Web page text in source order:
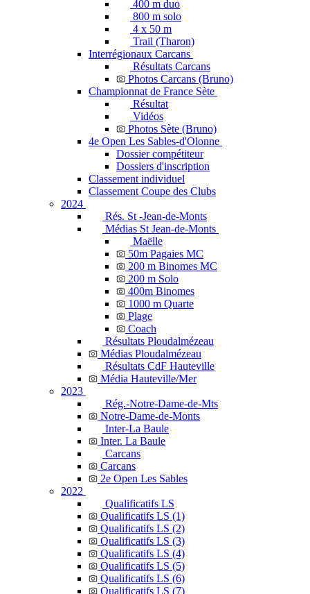
400 m duo
800 m solo
4 x 50 m
Trail (Tharon)
Interrégionaux Carcans
Résultats Carcans
Photos Carcans (Bruno)
Championnat de France Sète
Résultat
Vidéos
Photos Sète (Bruno)
4e Open Les Sables-d'Olonne
Dossier compétiteur
Dossiers d'inscription
Classement individuel
Classement Coupe des Clubs
2024
Rés. St -Jean-de-Monts
Médias St Jean-de-Monts
Maëlle
50m Pagaies MC
200 m Binomes MC
200 m Solo
400m Binomes
1000 m Quarte
Plage
Coach
Résultats Ploudalmézeau
Médias Ploudalmézeau
Résultats CdF Hauteville
Média Hauteville/Mer
2023
Rég.-Notre-Dame-de-Mts
Notre-Dame-de-Monts
Inter-La Baule
Inter. La Baule
Carcans
Carcans
2e Open Les Sables
2022
Qualificatifs LS
Qualificatifs LS (1)
Qualificatifs LS (2)
Qualificatifs LS (3)
Qualificatifs LS (4)
Qualificatifs LS (5)
Qualificatifs LS (6)
Qualificatifs LS (7)